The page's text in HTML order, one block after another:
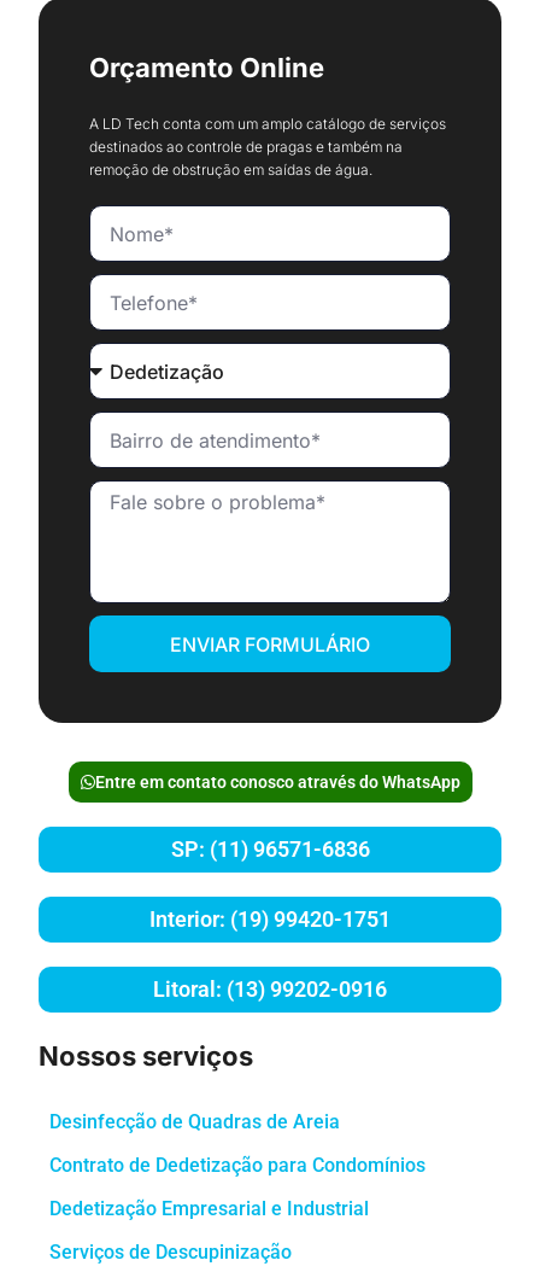
Orçamento Online
A LD Tech conta com um amplo catálogo de serviços
destinados ao controle de pragas e também na
remoção de obstrução em saídas de água.
ENVIAR FORMULÁRIO
Entre em contato conosco através do WhatsApp
SP: (11) 96571-6836
Interior: (19) 99420-1751
Litoral: (13) 99202-0916
Nossos serviços
Desinfecção de Quadras de Areia
Contrato de Dedetização para Condomínios
Dedetização Empresarial e Industrial
Serviços de Descupinização